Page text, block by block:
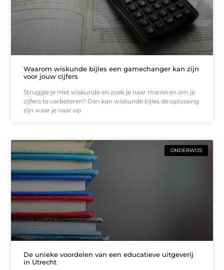
Waarom wiskunde bijles een gamechanger kan zijn
voor jouw cijfers
Struggle je met wiskunde en zoek je naar manieren om je
cijfers te verbeteren? Dan kan wiskunde bijles de oplossing
zijn waar je naar op
ONDERWIJS
De unieke voordelen van een educatieve uitgeverij
in Utrecht